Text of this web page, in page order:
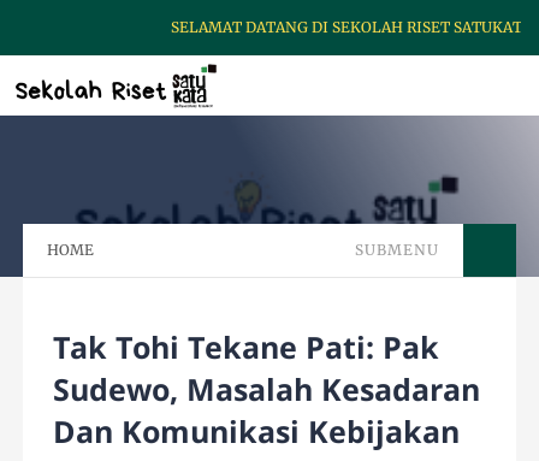
SELAMAT DATANG DI SEKOLAH RISET SATUKATA,
HOME SUBMENU
Tak Tohi Tekane Pati: Pak
Sudewo, Masalah Kesadaran
Dan Komunikasi Kebijakan